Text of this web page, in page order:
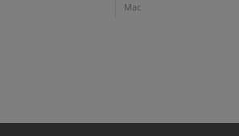
Mac